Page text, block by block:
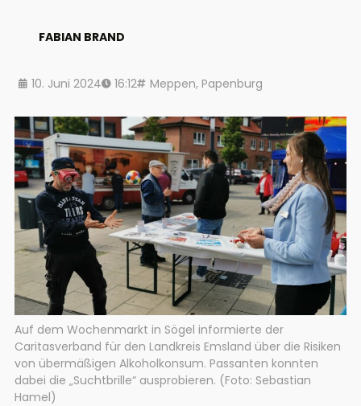
FABIAN BRAND
10. Juni 2024 16:12 Meppen, Papenburg
Auf dem Wochenmarkt in Sögel informierte der
Caritasverband für den Landkreis Emsland über die Risiken
von übermäßigen Alkoholkonsum. Passanten konnten
dabei die „Suchtbrille“ ausprobieren. (Foto: Sebastian
Hamel)